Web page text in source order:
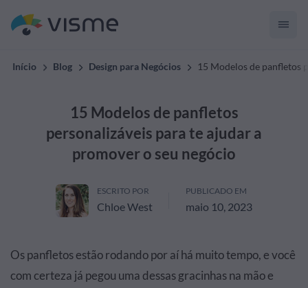
Início Blog Design para Negócios 15 Modelos de panfletos
15 Modelos de panfletos
personalizáveis para te ajudar a
promover o seu negócio
ESCRITO POR
Chloe West
PUBLICADO EM
maio 10, 2023
Os panfletos estão rodando por aí há muito tempo, e você
com certeza já pegou uma dessas gracinhas na mão e